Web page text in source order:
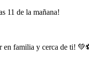
11 de la mañana!
en familia y cerca de ti!